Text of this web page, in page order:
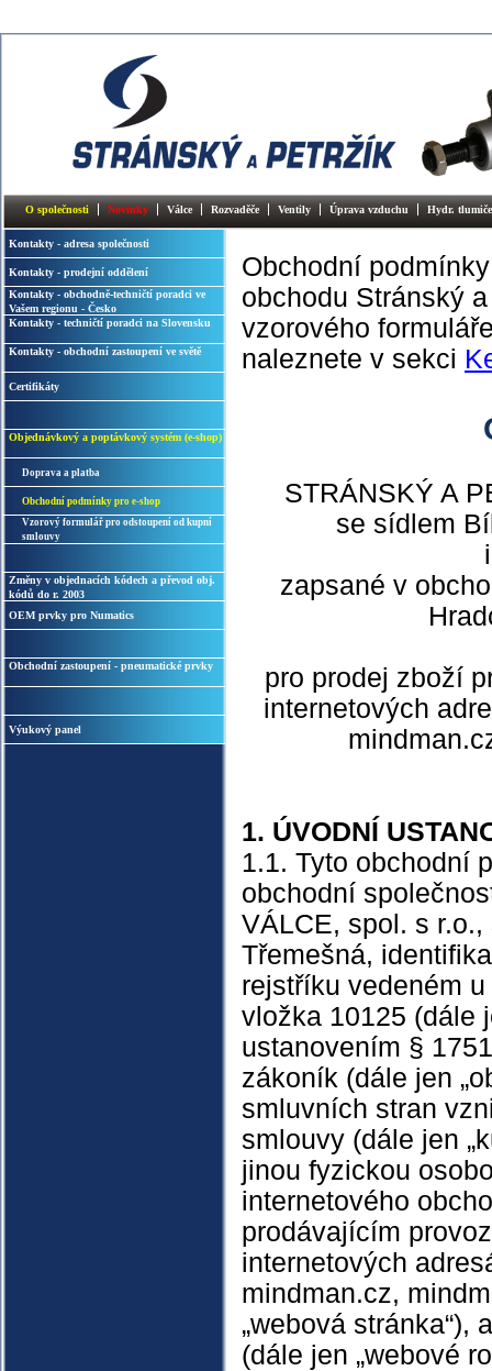
O společnosti Novinky Válce Rozvaděče Ventily Úprava vzduchu Hydr.
Kontakty - adresa společnosti
Kontakty - prodejní oddělení
Kontakty - obchodně-techničtí poradci ve
Vašem regionu - Česko
Kontakty - techničtí poradci na Slovensku
Kontakty - obchodní zastoupení ve světě
Certifikáty
Objednávkový a poptávkový systém (e-shop)
Doprava a platba
Obchodní podmínky pro e-shop
Vzorový formulář pro odstoupení od kupní
smlouvy
Změny v objednacích kódech a převod obj.
kódů do r. 2003
OEM prvky pro Numatics
Obchodní zastoupení - pneumatické prvky
Výukový panel
Obchodní
obchodu Stránský
vzorového
naleznete v sekci
STRÁNSKÝ A
se sídlem
zapsané v
pro prodej zboží
internetových
1. ÚVODNÍ
1.1. Tyto obchodní
obchodní
VÁLCE, spol. s
Třemešná,
rejstříku vedeném
vložka 10125 (dále
ustanovením §
zákoník (dále jen
smluvních stran
smlouvy (dále jen
jinou fyzickou
internetového
prodávajícím
internetových
mindman.cz,
„webová
(dále jen „webové